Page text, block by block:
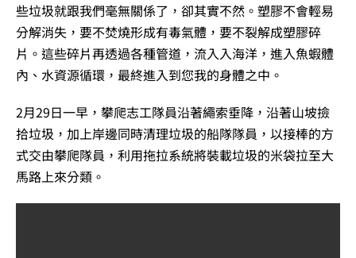
些垃圾就跟我們毫無關係了，卻其實不然。塑膠不會輕易
分解消失，要不焚燒形成有毒氣體，要不裂解成塑膠碎
片。這些碎片再透過各種管道，流入入海洋，進入魚蝦體
內、水資源循環，最終進入到您我的身體之中。
2月29日一早，攀爬志工隊員沿著繩索垂降，沿著山坡撿
拾垃圾，加上岸邊同時清理垃圾的船隊隊員，以接棒的方
式交由攀爬隊員，利用拖拉系統將裝載垃圾的米袋拉至大
馬路上來分類。